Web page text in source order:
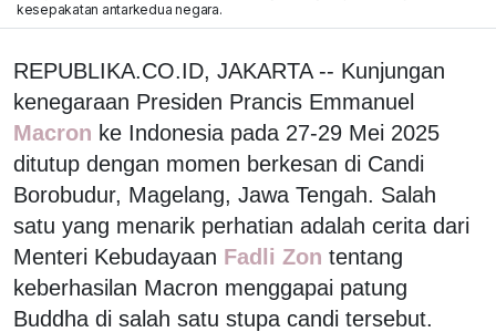
kesepakatan antarkedua negara.
REPUBLIKA.CO.ID, JAKARTA -- Kunjungan
kenegaraan Presiden Prancis Emmanuel
Macron ke Indonesia pada 27-29 Mei 2025
ditutup dengan momen berkesan di Candi
Borobudur, Magelang, Jawa Tengah. Salah
satu yang menarik perhatian adalah cerita dari
Menteri Kebudayaan Fadli Zon tentang
keberhasilan Macron menggapai patung
Buddha di salah satu stupa candi tersebut.